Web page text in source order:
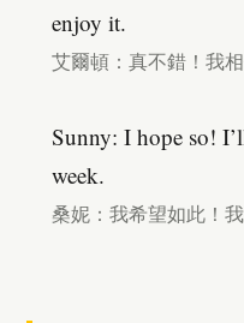
enjoy it.
艾爾頓：真不錯！我
Sunny: I hope so!
week.
桑妮：我希望如此！